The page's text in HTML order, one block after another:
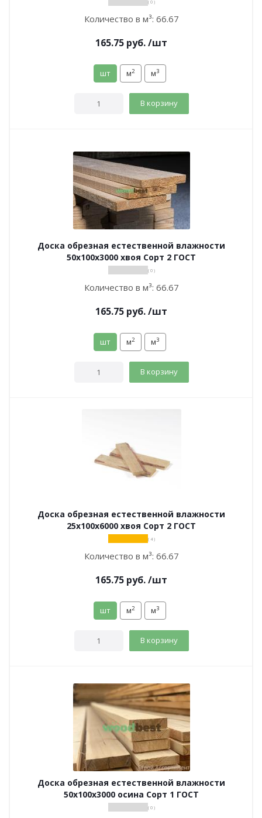
( 0 )
Количество в м³: 66.67
165.75 руб./шт
шт м2 м3
В корзину
Доска обрезная естественной влажности
50х100х3000 хвоя Сорт 2 ГОСТ
( 0 )
Количество в м³: 66.67
165.75 руб./шт
шт м2 м3
В корзину
Доска обрезная естественной влажности
25х100х6000 хвоя Сорт 2 ГОСТ
( 4 )
Количество в м³: 66.67
165.75 руб./шт
шт м2 м3
В корзину
Доска обрезная естественной влажности
50х100х3000 осина Сорт 1 ГОСТ
( 0 )